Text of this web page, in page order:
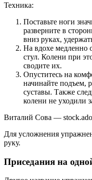
Техника:
Поставьте ноги
разверните в
вниз руках,
На вдохе медленно
стул. Колени при
сводите их.
Опуститесь на
начинайте подъем,
суставы. Также
колени не уходили
Виталий Сова —
Для усложнения
руку.
Приседания на